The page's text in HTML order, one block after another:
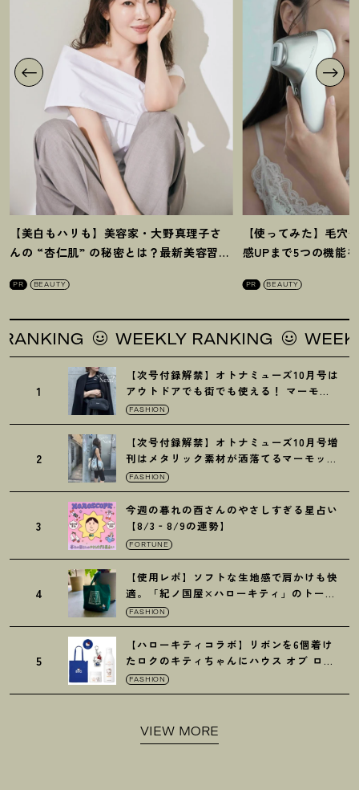
【美白もハリも】美容家・大野真理子さ
んの “杏仁肌” の秘密とは ？ 最新美容習慣
PR BEAUTY
【使ってみた】毛穴
感UPまで5つの機能
PR BEAUTY
WEEKLY RANKING WEEKLY
1
【次号付録解禁】オトナミューズ10月号は
アウトドアでも街でも使える ！ マーモッ
トの黒ショルダー
FASHION
2
【次号付録解禁】オトナミューズ10月号増
刊はメタリック素材が洒落てるマーモット
の保冷バッグ
FASHION
3
今週の暮れの酉さんのやさしすぎる星占い
【8/3‐8/9の運勢】
FORTUNE
4
【使用レポ】ソフトな生地感で肩かけも快
適。「紀ノ国屋×ハローキティ」のトート
がガシガシ使えて最高です
FASHION
5
【ハローキティコラボ】リボンを6個着け
たロクのキティちゃんにハウス オブ ロー
ゼの限定パケも
FASHION
VIEW MORE